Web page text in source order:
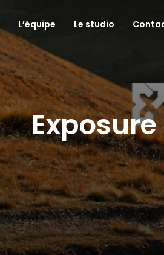
L’équipe Le studio